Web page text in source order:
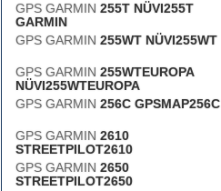
GPS GARMIN 255T NÜVI255T
GARMIN
GPS GARMIN 255WT NÜVI255WT
GPS GARMIN 255WTEUROPA
NÜVI255WTEUROPA
GPS GARMIN 256C GPSMAP256C
GPS GARMIN 2610
STREETPILOT2610
GPS GARMIN 2650
STREETPILOT2650